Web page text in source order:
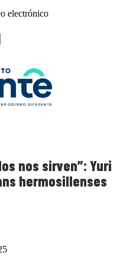
electrónico
nos sirven”: Yuri
hermosillenses